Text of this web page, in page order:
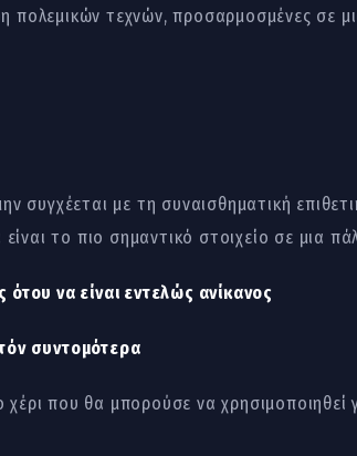
πολεμικών τεχνών, προσαρμοσμένες σε
συγχέεται με τη συναισθηματική
το πιο σημαντικό στοιχείο σε μια
να είναι εντελώς ανίκανος
συντομότερα
χέρι που θα μπορούσε να χρησιμοποιηθεί